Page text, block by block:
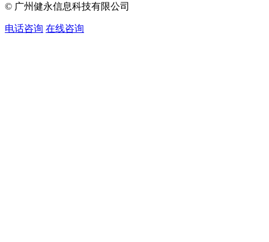
© 广州健永信息科技有限公司
电话咨询 在线咨询